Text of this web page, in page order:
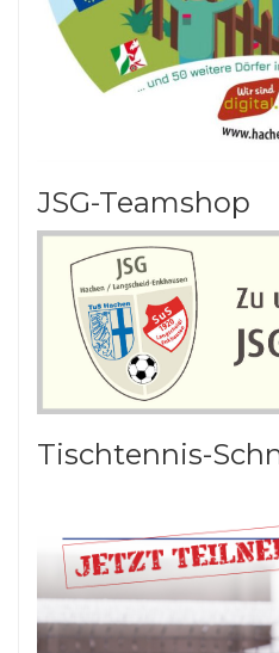
JSG-Teamshop
Tischtennis-